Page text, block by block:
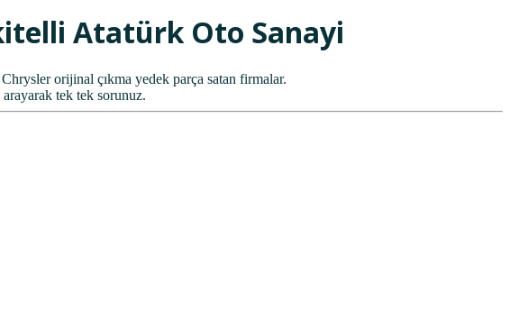
Atatürk Oto Sanayi
orijinal çıkma yedek parça satan firmalar.
tek tek sorunuz.